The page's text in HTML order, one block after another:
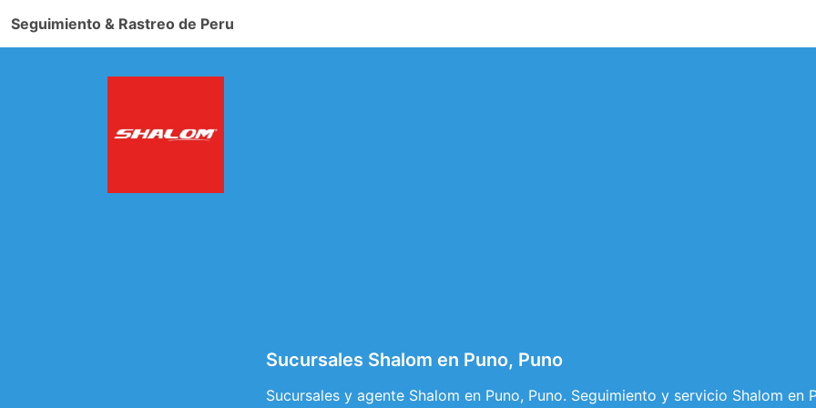
Seguimiento & Rastreo de Peru
Sucursales Shalom en Puno, Puno
Sucursales y agente Shalom en Puno, Puno. Seguimiento y servicio Shalom en